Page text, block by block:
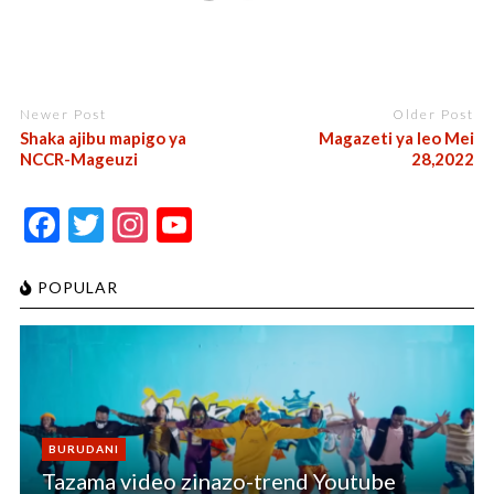
Newer Post
Shaka ajibu mapigo ya
NCCR-Mageuzi
Older Post
Magazeti ya leo Mei
28,2022
F
ac
e
b
o
k
T
w
itt
er
In
st
gr
a
m
Y
o
T
u
b
e
C
POPULAR
BURUDANI
Tazama video zinazo-trend Youtube